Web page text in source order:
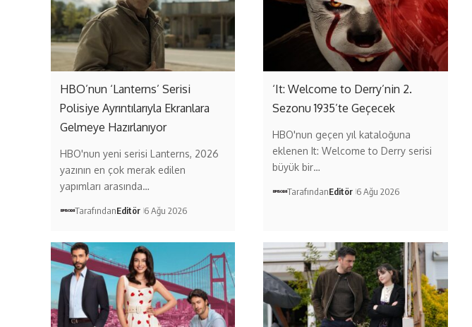
HBO’nun ‘Lanterns’ Serisi
Polisiye Ayrıntılarıyla Ekranlara
Gelmeye Hazırlanıyor
HBO'nun yeni serisi Lanterns, 2026
yazının en çok merak edilen
yapımları arasında…
TarafındanEditör 6 Ağu 2026
‘It: Welcome to Derry’nin 2.
Sezonu 1935’te Geçecek
HBO'nun geçen yıl kataloğuna
eklenen It: Welcome to Derry serisi
büyük bir…
TarafındanEditör 6 Ağu 2026